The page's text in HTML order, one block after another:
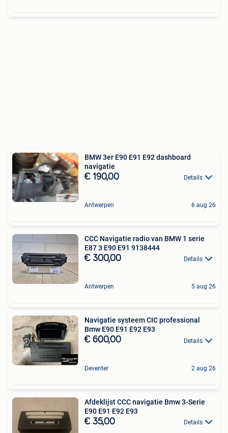
BMW 3er E90 E91 E92 dashboard
navigatie
€ 190,00 Details
Antwerpen 6 aug 26
CCC Navigatie radio van BMW 1 serie
E87 3 E90 E91 9138444
€ 300,00 Details
Antwerpen 5 aug 26
Navigatie systeem CIC professional
Bmw E90 E91 E92 E93
€ 600,00 Details
Deventer 2 aug 26
Afdeklijst CCC navigatie Bmw 3-Serie
E90 E91 E92 E93
€ 35,00 Details